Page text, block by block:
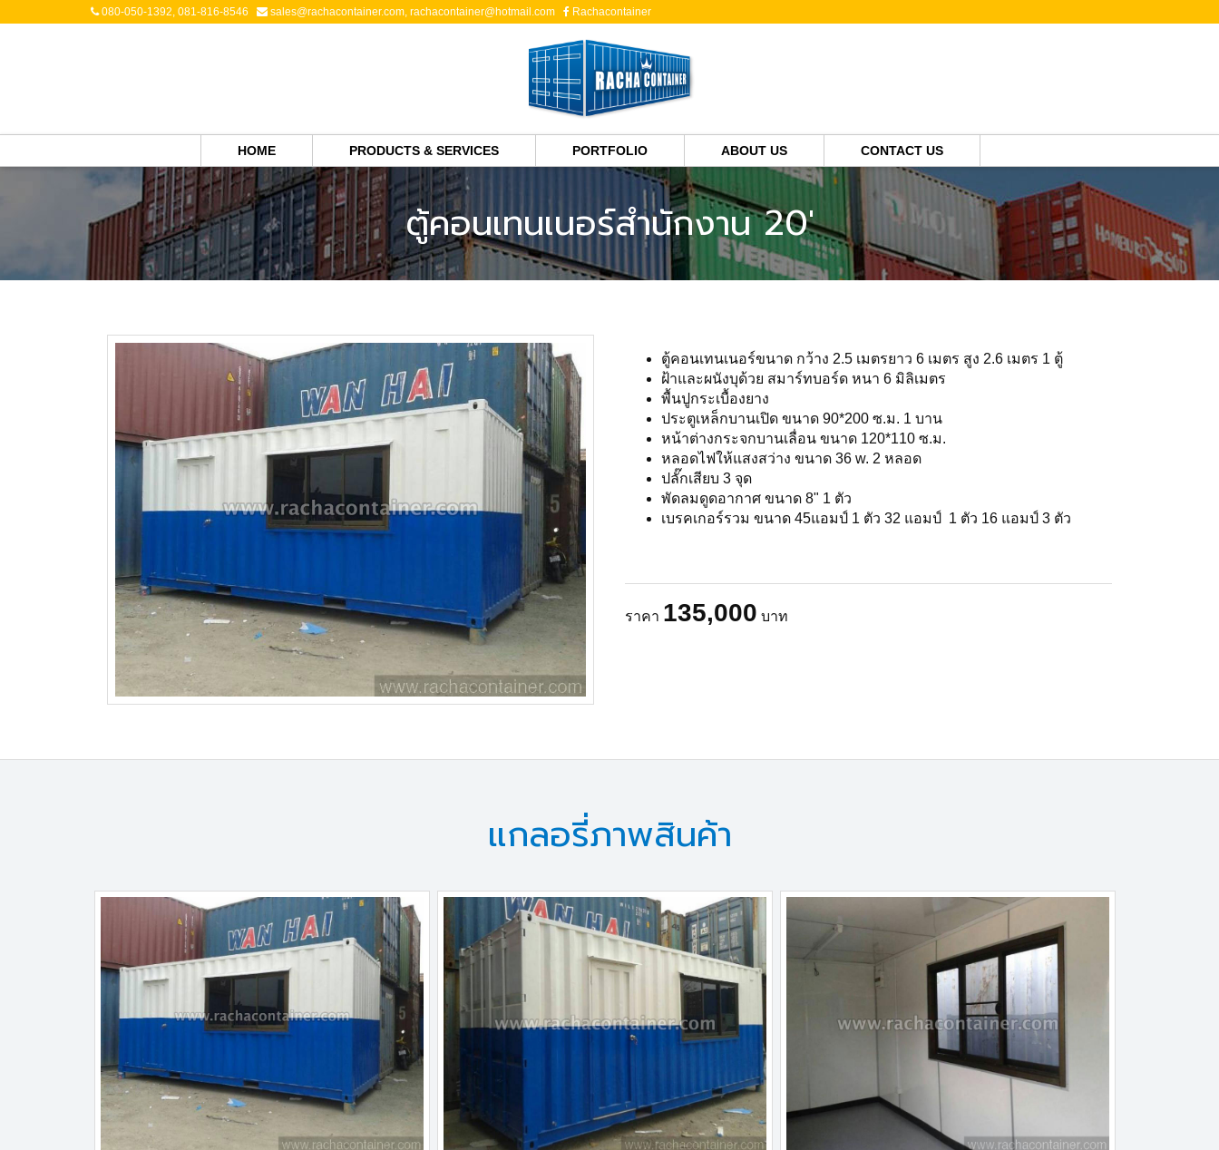
080-050-1392, 081-816-8546 sales@rachacontainer.com,rachacontainer@hotmail.com Rachacontainer
HOME PRODUCTS & SERVICES PORTFOLIO ABOUT US CONTACT US
ตู้คอนเทนเนอร์สำนักงาน 20'
ตู้คอนเทนเนอร์ขนาด กว้าง 2.5 เมตรยาว 6 เมตร สูง 2.6 เมตร 1 ตู้
ฝ้าและผนังบุด้วย สมาร์ทบอร์ด หนา 6 มิลิเมตร
พื้นปูกระเบื้องยาง
ประตูเหล็กบานเปิด ขนาด 90*200 ซ.ม. 1 บาน
หน้าต่างกระจกบานเลื่อน ขนาด 120*110 ซ.ม.
หลอดไฟให้แสงสว่าง ขนาด 36 w. 2 หลอด
ปลั๊กเสียบ 3 จุด
พัดลมดูดอากาศ ขนาด 8" 1 ตัว
เบรคเกอร์รวม ขนาด 45แอมป์ 1 ตัว 32 แอมป์ 1 ตัว 16 แอมป์ 3 ตัว
ราคา 135,000 บาท
แกลอรี่ภาพสินค้า